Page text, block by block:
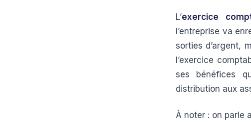
L’exercice
l’entreprise va
sorties d’argent,
l’exercice
ses bénéfices
distribution aux
À noter : on parle